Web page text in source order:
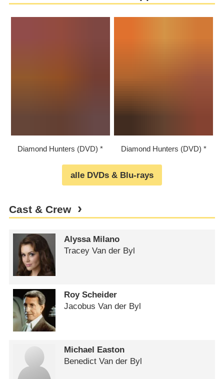
Diamond Hunters (DVD) Diamond Hunters (DVD)
alle DVDs & Blu-rays
Cast & Crew
Alyssa Milano
Tracey Van der Byl
Roy Scheider
Jacobus Van der Byl
Michael Easton
Benedict Van der Byl